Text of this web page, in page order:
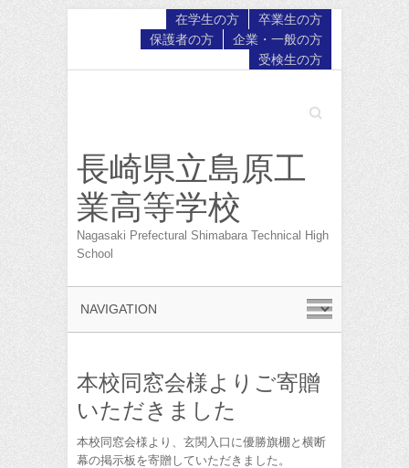
卒業生の方
在学生の方
企業・一般の方
保護者の方
受検生の方
Search
長崎県立島原工
業高等学校
Nagasaki Prefectural Shimabara Technical High
School
本校同窓会様よりご寄贈
いただきました
本校同窓会様より、玄関入口に優勝旗棚と横断
幕の掲示板を寄贈していただきました。